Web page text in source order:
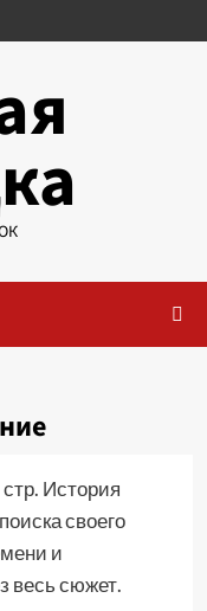
История
своего
и
весь сюжет.